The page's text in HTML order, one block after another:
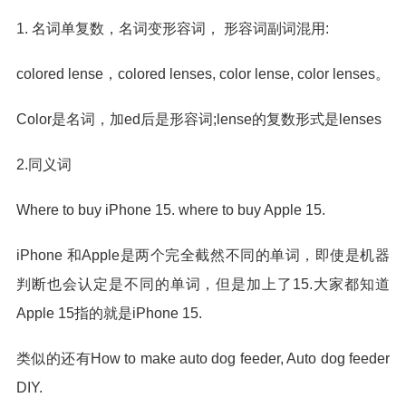
1. 名词单复数，名词变形容词， 形容词副词混用:
colored lense，colored lenses, color lense, color lenses。
Color是名词，加ed后是形容词;lense的复数形式是lenses
2.同义词
Where to buy iPhone 15. where to buy Apple 15.
iPhone 和Apple是两个完全截然不同的单词，即使是机器
判断也会认定是不同的单词，但是加上了15.大家都知道
Apple 15指的就是iPhone 15.
类似的还有How to make auto dog feeder, Auto dog feeder
DIY.